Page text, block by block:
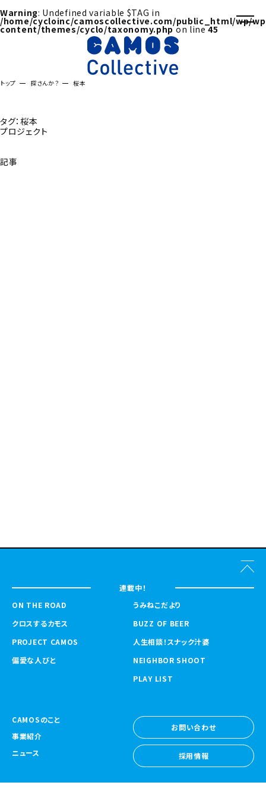
Warning: Undefined variable $TAG in
/home/cycloinc/camoscollective.com/public_html/wp/
content/themes/cyclo/taxonomy.phpon line45
トップ 探さんか？ 桜本
タグ：桜本
プロジェクト
記事
連載中！
ON THE ROAD
クロスするカモス
PROJECT CAMOS
偏愛な人びと
うみねこだより
BUZZ OF BEER
人生相談！スナック汁婆
NEIGHBOR SHOOT
PLAY LIST
CAMOSのこと
事業紹介
ニュース
お問い合わせ
お問い合わせ
採用情報